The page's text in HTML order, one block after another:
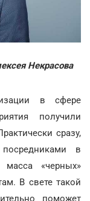
Некрасова
в сфере
получили
сразу,
в
масса «черных»
В свете такой
поможет